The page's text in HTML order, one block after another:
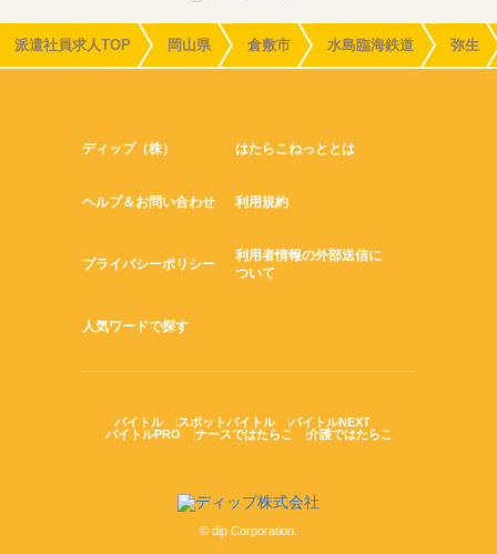
派遣社員求人TOP 岡山県 倉敷市 水島臨海鉄道 弥生
ディップ（株） はたらこねっととは
ヘルプ＆お問い合わせ 利用規約
プライバシーポリシー
利用者情報の外部送信に
ついて
人気ワードで探す
バイトル スポットバイトル
バイトルNEXT
バイトルPRO
ナースではたらこ 介護ではたらこ
© dip Corporation.